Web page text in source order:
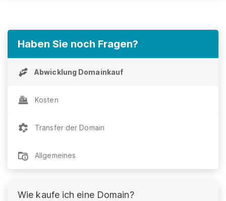
Haben Sie noch Fragen?
Abwicklung Domainkauf
Kosten
Transfer der Domain
Allgemeines
Wie kaufe ich eine Domain?